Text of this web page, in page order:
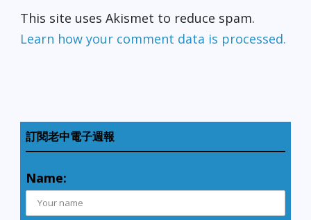
This site uses Akismet to reduce spam.
Learn how your comment data is processed.
訂閱老中電子週報
Name: